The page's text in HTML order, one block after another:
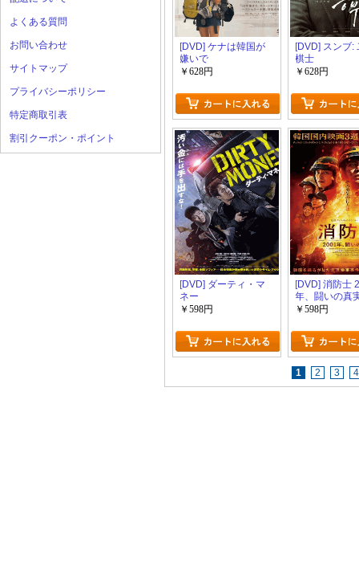
よくある質問
お問い合わせ
サイトマップ
プライバシーポリシー
特定商取引表
割引クーポン・ポイント
[DVD] ケナは韓国が
嫌いで
￥628円
[DVD] スンブ:
棋士
￥628円
[DVD] ダーティ・マ
ネー
￥598円
[DVD] 消防士
年、闘いの真
￥598円
1 2 3 4